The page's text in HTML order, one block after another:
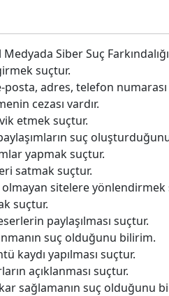
Medyada Siber Suç
suçtur.
adres, telefon
cezası vardır.
etmek suçtur.
suç
yapmak suçtur.
satmak suçtur.
olmayan sitelere yönlendirmek
suçtur.
paylaşılması suçtur.
suç olduğunu bilirim.
kaydı yapılması suçtur.
açıklanması suçtur.
sağlamanın suç olduğunu